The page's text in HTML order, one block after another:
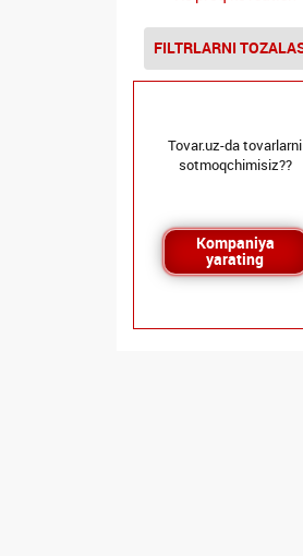
FILTRLARNI
Tovar.uz-da tovarlarni
sotmoqchimisiz??
Kompaniya
yarating